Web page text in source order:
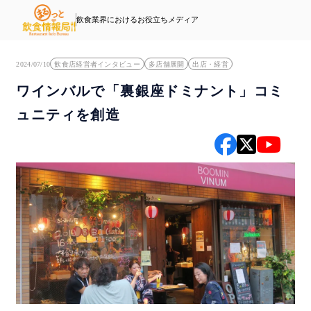
飲食業界におけるお役立ちメディア
2024/07/10 飲食店経営者インタビュー 多店舗展開 出店・経営
ワインバルで「裏銀座ドミナント」コミ
ュニティを創造